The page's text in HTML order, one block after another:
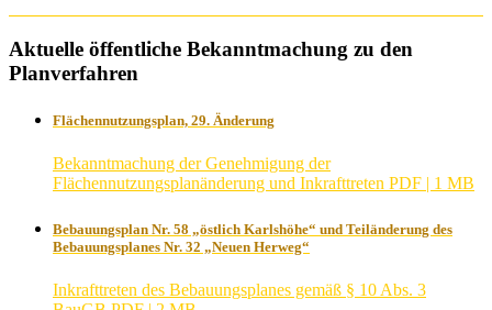
Aktuelle öffentliche Bekanntmachung zu den
Planverfahren
Flächennutzungsplan, 29. Änderung
Bekanntmachung der Genehmigung der
Flächennutzungsplanänderung und Inkrafttreten PDF | 1 MB
Bebauungsplan Nr. 58 „östlich Karlshöhe“ und Teiländerung des
Bebauungsplanes Nr. 32 „Neuen Herweg“
Inkrafttreten des Bebauungsplanes gemäß § 10 Abs. 3